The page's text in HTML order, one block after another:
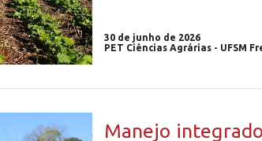
30 de junho de 2026
PET Ciências Agrárias - UFSM
Manejo